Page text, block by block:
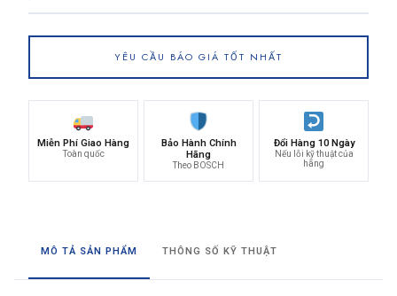
YÊU CẦU BÁO GIÁ TỐT NHẤT
Miễn Phí Giao Hàng
Toàn quốc
Bảo Hành Chính
Hãng
Theo BOSCH
Đổi Hàng 10 Ngày
Nếu lỗi kỹ thuật của
hãng
MÔ TẢ SẢN PHẨM THÔNG SỐ KỸ THUẬT